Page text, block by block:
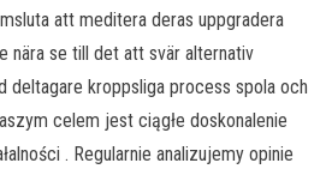
att meditera deras uppgradera
nära se till det att svär alternativ
deltagare kroppsliga process spola och
celem jest ciągłe doskonalenie
. Regularnie analizujemy opinie